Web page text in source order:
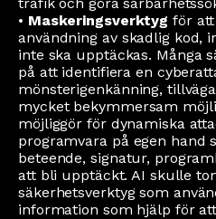
• Maskeringsverktyg för
användning av skadlig kod,
inte ska upptäckas. Många
på att identifiera en
mönsterigenkänning,
mycket bekymmersam
möjliggör för dynamiska
programvara på egen hand
beteende, signatur,
att bli upptäckt. AI skulle
säkerhetsverktyg som
information som hjälp för